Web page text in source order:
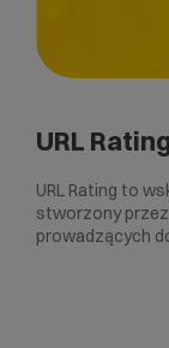
URL
URL Rating to
stworzony
prowadzących